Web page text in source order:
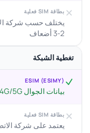
بطاقة SIM فعلية
يختلف حسب شركة
2-3 أضعاف
تغطية الشبكة
ESIM (ESIMY)
بيانات الجوال 4G/5G في جميع أنحاء الهند
بطاقة SIM فعلية
يعتمد على شركة